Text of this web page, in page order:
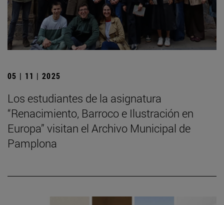
05 | 11 | 2025
Los estudiantes de la asignatura
“Renacimiento, Barroco e Ilustración en
Europa” visitan el Archivo Municipal de
Pamplona